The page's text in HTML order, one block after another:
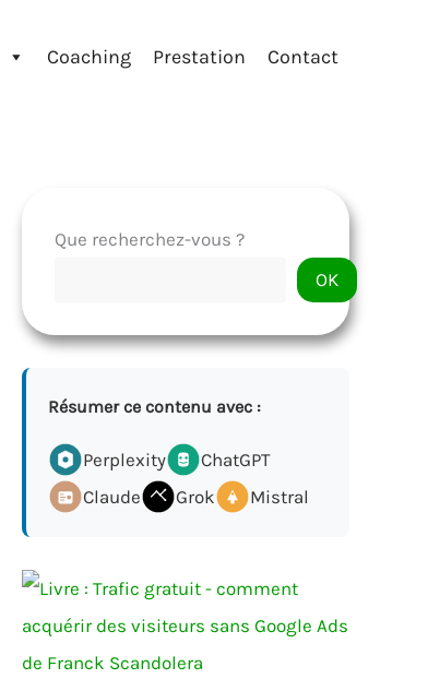
Coaching Prestation Contact
Que recherchez-vous ?
OK
Résumer ce contenu avec :
Perplexity
ChatGPT
Claude
Grok Mistral